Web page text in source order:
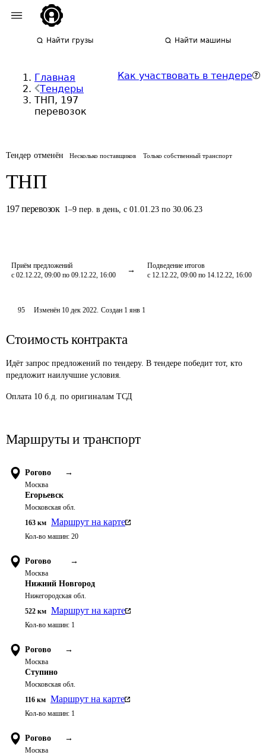
Найти грузы Найти машины
Главная
Тендеры
ТНП, 197
перевозок
Как участвовать в тендере
Тендер отменён Несколько поставщиков Только собственный транспорт
ТНП
197 перевозок 1–9 пер. в день,с 01.01.23 по 30.06.23
Приём предложений
с 02.12.22, 09:00 по 09.12.22, 16:00
Подведение итогов
с 12.12.22, 09:00 по 14.12.22, 16:00
95 Изменён 10 дек 2022. Создан 1 янв 1
Стоимость контракта
Идёт запрос предложений по тендеру. В тендере победит тот, кто
предложит наилучшие условия.
Оплата 10 б.д. по оригиналам ТСД
Маршруты и транспорт
Рогово →
Москва
Егорьевск
Московская обл.
163 км Маршрут на карте
Кол-во машин: 20
Рогово →
Москва
Нижний Новгород
Нижегородская обл.
522 км Маршрут на карте
Кол-во машин: 1
Рогово →
Москва
Ступино
Московская обл.
116 км Маршрут на карте
Кол-во машин: 1
Рогово →
Москва